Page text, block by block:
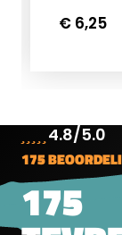
€ 6,25
4.8/5.0
175
175